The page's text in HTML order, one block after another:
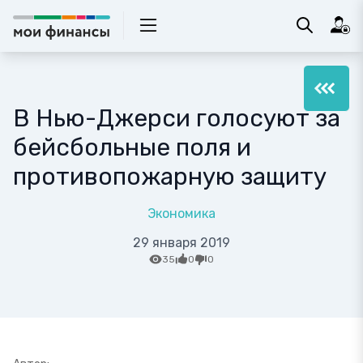
В Нью-Джерси голосуют за
бейсбольные поля и
противопожарную защиту
Экономика
29 января 2019
35 0 0